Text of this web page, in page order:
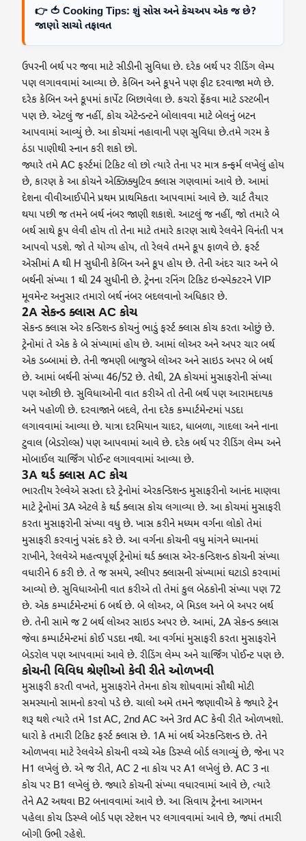
👉 🍅 Cooking Tips: શું સોસ અને કેચઅપ એક જ છે?
જાણો સાચો તફાવત
ઉપરની બર્થ પર જવા માટે સીડીની સુવિધા છે. દરેક બર્થ પર રીડિંગ લેમ્પ
પણ લગાવવામાં આવ્યા છે. કેબિન અને કૂપને પણ ફીટ દરવાજા મળે છે.
દરેક કેબિન અને કૂપમાં કાર્પેટ બિછાવેલા છે. કચરો ફેંકવા માટે ડસ્ટબીન
પણ છે. એટલું જ નહીં, કોચ એટેન્ડન્ટને બોલાવવા માટે બેલનું બટન
આપવામાં આવ્યું છે. આ કોચમાં નહાવાની પણ સુવિધા છે.તમે ગરમ કે
ઠંડા પાણીથી સ્નાન કરી શકો છો.
જ્યારે તમે AC ફર્સ્ટમાં ટિકિટ લો છો ત્યારે તેના પર માત્ર કન્ફર્મ લખેલું હોય
છે, કારણ કે આ કોચને એક્ઝિક્યુટિવ ક્લાસ ગણવામાં આવે છે. આમાં
દેશના વીવીઆઈપીને પ્રથમ પ્રાથમિકતા આપવામાં આવે છે. ચાર્ટ તૈયાર
થયા પછી જ તમને બર્થ નંબર જાણી શકાશે. આટલું જ નહીં, જો તમારે બે
બર્થ સાથે કૂપ લેવી હોય તો તેના માટે તમારે કારણ સાથે રેલવેને વિનંતી પત્ર
આપવો પડશે. જો તે યોગ્ય હોય, તો રેલવે તમને કૂપ ફાળવે છે. ફર્સ્ટ
એસીમાં A થી H સુધીની કેબિન અને કૂપ હોય છે. તેની અંદર ચાર અને બે
બર્થની સંખ્યા 1 થી 24 સુધીની છે. ટ્રેનના રનિંગ ટિકિટ ઇન્સ્પેક્ટરને VIP
મૂવમેન્ટ અનુસાર તમારો બર્થ નંબર બદલવાનો અધિકાર છે.
2A સેકન્ડ ક્લાસ AC કોચ
સેકન્ડ ક્લાસ એર કન્ડિશન્ડ કોચનું ભાડું ફર્સ્ટ ક્લાસ કોચ કરતા ઓછું છે.
ટ્રેનોમાં તે એક કે બે સંખ્યામાં હોય છે. આમાં લોઅર અને અપર ચાર બર્થ
એક ડબ્બામાં છે. તેની જમણી બાજુએ લોઅર અને સાઇડ અપર બે બર્થ
છે. આમાં બર્થની સંખ્યા 46/52 છે. તેથી, 2A કોચમાં મુસાફરોની સંખ્યા
પણ ઓછી છે. સુવિધાઓની વાત કરીએ તો તેની બર્થ પણ આરામદાયક
અને પહોળી છે. દરવાજાને બદલે, તેના દરેક કમ્પાર્ટમેન્ટમાં પડદા
લગાવવામાં આવ્યા છે. યાત્રા દરમિયાન ચાદર, ધાબળા, ગાદલા અને નાના
ટુવાલ (બેડરોલ્સ) પણ આપવામાં આવે છે. દરેક બર્થ પર રીડિંગ લેમ્પ અને
મોબાઈલ ચાર્જિંગ પોઈન્ટ લગાવવામાં આવ્યા છે.
3A થર્ડ ક્લાસ AC કોચ
ભારતીય રેલ્વેએ સસ્તા દરે ટ્રેનોમાં એરકન્ડિશન્ડ મુસાફરીનો આનંદ માણવા
માટે ટ્રેનોમાં 3A એટલે કે થર્ડ ક્લાસ કોચ લગાવ્યા છે. આ કોચમાં મુસાફરી
કરતા મુસાફરોની સંખ્યા વધુ છે. ખાસ કરીને મધ્યમ વર્ગના લોકો તેમાં
મુસાફરી કરવાનું પસંદ કરે છે. આ વર્ગના કોચની વધુ માંગને ધ્યાનમાં
રાખીને, રેલવેએ મહત્વપૂર્ણ ટ્રેનોમાં થર્ડ ક્લાસ એર-કન્ડિશન્ડ કોચની સંખ્યા
વધારીને 6 કરી છે. તે જ સમયે, સ્લીપર ક્લાસની સંખ્યામાં ઘટાડો કરવામાં
આવ્યો છે. સુવિધાઓની વાત કરીએ તો તેમાં કુલ બેઠકોની સંખ્યા પણ 72
છે. એક કમ્પાર્ટમેન્ટમાં 6 બર્થ છે. બે લોઅર, બે મિડલ અને બે અપર બર્થ
છે. તેની સામે જ 2 બર્થ લોઅર સાઇડ અપર છે. આમાં, 2A સેકન્ડ ક્લાસ
જેવા કમ્પાર્ટમેન્ટમાં કોઈ પડદા નથી. આ વર્ગમાં મુસાફરી કરતા મુસાફરોને
બેડરોલ પણ આપવામાં આવે છે. રીડિંગ લેમ્પ અને ચાર્જિંગ પોઈન્ટ પણ છે.
કોચની વિવિધ શ્રેણીઓ કેવી રીતે ઓળખવી
મુસાફરી કરતી વખતે, મુસાફરોને તેમના કોચ શોધવામાં સૌથી મોટી
સમસ્યાનો સામનો કરવો પડે છે. ચાલો અમે તમને જણાવીએ કે જ્યારે ટ્રેન
શરૂ થશે ત્યારે તમે 1st AC, 2nd AC અને 3rd AC કેવી રીતે ઓળખશો.
ધારો કે તમારી ટિકિટ ફર્સ્ટ ક્લાસ છે. 1A માં બર્થ એરકન્ડિશન્ડ છે. તેને
ઓળખવા માટે રેલવેએ કોચની વચ્ચે એક ડિસ્પ્લે બોર્ડ લગાવ્યું છે, જેના પર
H1 લખેલું છે. એ જ રીતે, AC 2 ના કોચ પર A1 લખેલું છે. AC 3 ના
કોચ પર B1 લખેલું છે. જ્યારે કોચની સંખ્યા વધારવામાં આવે છે, ત્યારે
તેને A2 અથવા B2 બનાવવામાં આવે છે. આ સિવાય ટ્રેનના આગમન
પહેલા કોચ ડિસ્પ્લે બોર્ડ પણ સ્ટેશન પર લગાવવામાં આવે છે, જ્યાં તમારી
બોગી ઉભી રહેશે.